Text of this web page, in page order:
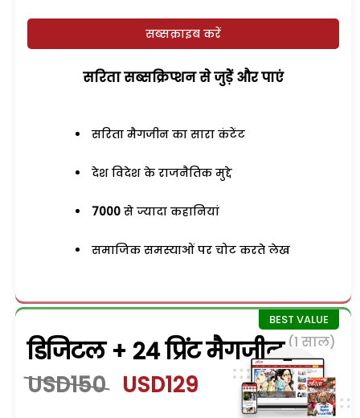
सब्सक्राइब करें
सरिता सब्सक्रिप्शन से जुड़ेें और पाएं
सरिता मैगजीन का सारा कंटेंट
देश विदेश के राजनैतिक मुद्दे
7000 से ज्यादा कहानियां
समाजिक समस्याओं पर चोट करते लेख
डिजिटल + 24 प्रिंट मैगजीन (1 साल)
USD150 USD129